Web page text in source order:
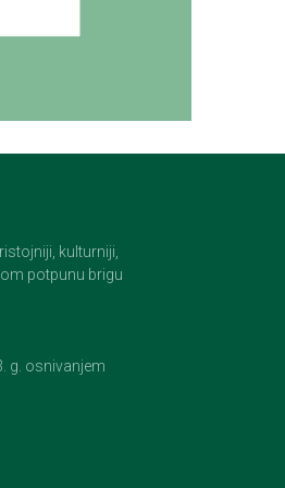
kulturniji,
potpunu brigu
g. osnivanjem